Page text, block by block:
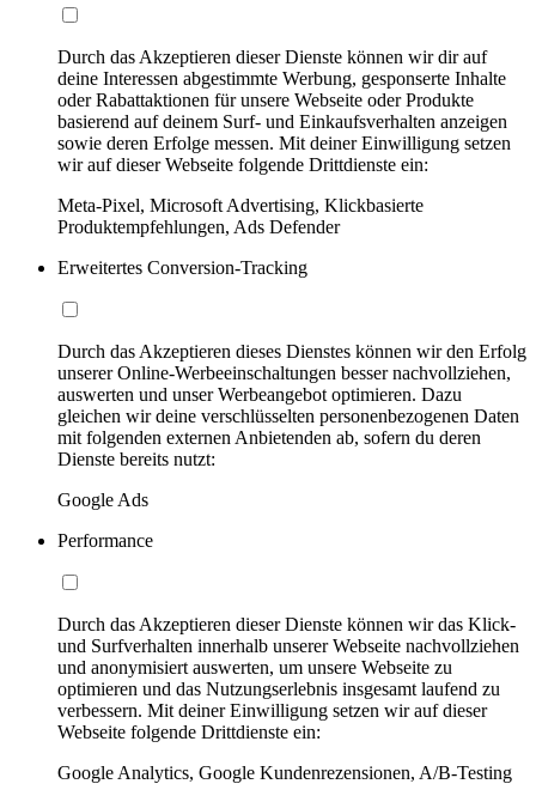
Durch das Akzeptieren dieser Dienste können wir dir auf
deine Interessen abgestimmte Werbung, gesponserte Inhalte
oder Rabattaktionen für unsere Webseite oder Produkte
basierend auf deinem Surf- und Einkaufsverhalten anzeigen
sowie deren Erfolge messen. Mit deiner Einwilligung setzen
wir auf dieser Webseite folgende Drittdienste ein:
Meta-Pixel, Microsoft Advertising, Klickbasierte
Produktempfehlungen, Ads Defender
Erweitertes Conversion-Tracking
Durch das Akzeptieren dieses Dienstes können wir den Erfolg
unserer Online-Werbeeinschaltungen besser nachvollziehen,
auswerten und unser Werbeangebot optimieren. Dazu
gleichen wir deine verschlüsselten personenbezogenen Daten
mit folgenden externen Anbietenden ab, sofern du deren
Dienste bereits nutzt:
Google Ads
Performance
Durch das Akzeptieren dieser Dienste können wir das Klick-
und Surfverhalten innerhalb unserer Webseite nachvollziehen
und anonymisiert auswerten, um unsere Webseite zu
optimieren und das Nutzungserlebnis insgesamt laufend zu
verbessern. Mit deiner Einwilligung setzen wir auf dieser
Webseite folgende Drittdienste ein:
Google Analytics, Google Kundenrezensionen, A/B-Testing